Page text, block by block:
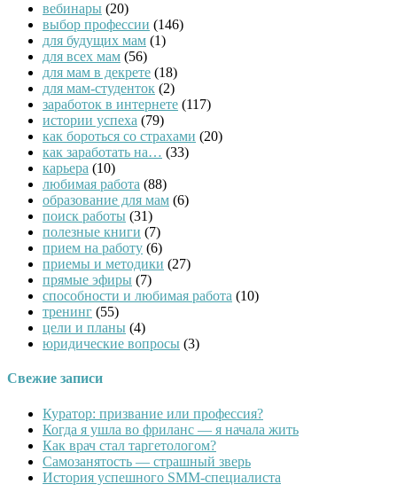
вебинары (20)
выбор профессии (146)
для будущих мам (1)
для всех мам (56)
для мам в декрете (18)
для мам-студенток (2)
заработок в интернете (117)
истории успеха (79)
как бороться со страхами (20)
как заработать на… (33)
карьера (10)
любимая работа (88)
образование для мам (6)
поиск работы (31)
полезные книги (7)
прием на работу (6)
приемы и методики (27)
прямые эфиры (7)
способности и любимая работа (10)
тренинг (55)
цели и планы (4)
юридические вопросы (3)
Свежие записи
Куратор: призвание или профессия?
Когда я ушла во фриланс — я начала жить
Как врач стал таргетологом?
Cамозанятость — страшный зверь
История успешного SMM-специалиста